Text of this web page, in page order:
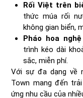
Rối Việt trên
thức múa rối
không gian biển,
Pháo hoa
trình kéo dài
sắc, miễn phí.
Với sự đa dạng về
Town mang đến
ứng nhu cầu của